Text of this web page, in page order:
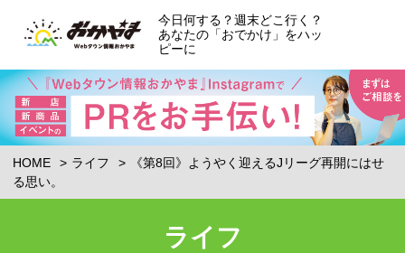
今日何する？週末どこ行く？
あなたの「おでかけ」をハッ
ピーに
HOME ライフ
《第8回》ようやく迎えるJリーグ再開にはせ
る思い。
ライフ